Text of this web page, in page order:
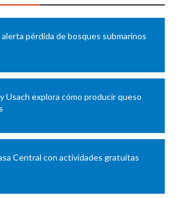
pérdida de bosques submarinos
Usach explora cómo producir queso
Central con actividades gratuitas